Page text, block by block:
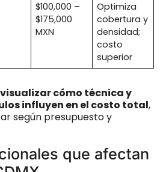
$100,000 –
$175,000
MXN
Optimiza
cobertura y
densidad;
costo
superior
visualizar cómo técnica y
influyen en el costo total,
según presupuesto y
que afectan